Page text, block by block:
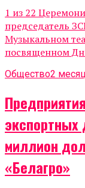
1 из 22
председатель
Музыкальном
посвященном
Общество2
экспортных
миллион
«Белагро»